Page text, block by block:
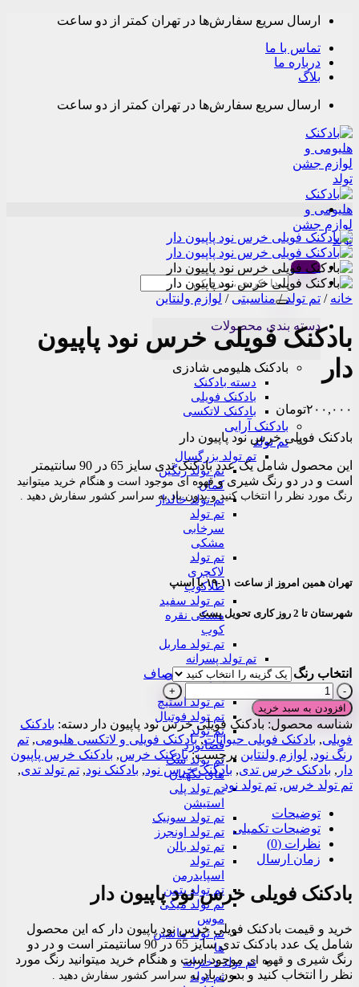
Skip
content
ارسال سریع سفارش‌ها در تهران کمتر از دو ساعت
تماس با ما
درباره ما
بلاگ
ارسال سریع سفارش‌ها در تهران کمتر از دو ساعت
Menu
جستجو
برای:
دسته بندی محصولات
بادکنک هلیومی شادزی
دسته بادکنک
بادکنک فویلی
بادکنک لاتکسی
بادکنک آرایی
تم تولد
تم تولد بزرگسال
تم تولد رنگین
کمان
تم تولد خالدار
تم تولد
سرخابی
مشکی
تم تولد
لاکچری
طلاکوب
تم تولد سفید
مشکی نقره
کوب
تم تولد ماربل
تم تولد پسرانه
تم تولد ماین
کرافت
تم تولد استیچ
تم تولد فوتبال
تم تولد
فضانورد
تم تولد سگ
های نگهبان
تم تولد پلی
استیشن
تم تولد سونیک
تم تولد اونجرز
تم تولد بالن
تم تولد
اسپایدرمن
تم تولد بتمن
تم تولد میکی
موس
تم تولد ماشین
ها
تم تولد دخترانه
تم تولد
خانه / تم تولد / مناسبتی / لوازم ولنتاین
بادکنک فویلی خرس نود پاپیون
دار
۲۰۰,۰۰۰تومان
بادکنک فویلی خرس نود پاپیون دار
این محصول شامل یک عدد بادکنک تدی سایز 65 در 90 سانتیمتر
است و در دو رنگ شیری وقهوه ای موجود است و هنگام خرید میتوانید
رنگ مورد نظر را انتخاب کنید و بدون بادبه سراسر کشور سفارش دهید .
تهران همین امروز از ساعت ۱۱-۱۹ با اسنپ
شهرستان تا 2 روز کاری تحویل پست
انتخاب رنگ
صاف
بادکنک
فویلی
خرس
پاپیون
دار
عدد
افزودن به سبد خرید
شناسه محصول: بادکنک فویلی خرس نود پاپیون دار دسته: بادکنک
فویلی, بادکنک فویلی حیوانات,بادکنک فویلی و لاتکسی هلیومی, تم
رنگ نود, لوازم ولنتاین برچسب:بادکنک خرس, بادکنک خرس پاپیون
دار , بادکنک خرس تدی, بادکنک خرس نود, بادکنک نود, تم تولد تدی,
تم تولد خرس, تم تولد نود
توضیحات
توضیحات تکمیلی
نظرات (0)
زمان ارسال
بادکنک فویلی خرس نود پاپیون دار
خرید و قیمت بادکنک فویلی خرس نود پاپیون دار که این محصول
شامل یک عدد بادکنک تدی سایز 65 در 90 سانتیمتر است و در دو
رنگ شیری و قهوه ای موجود است و هنگام خرید میتوانید رنگ مورد
نظر را انتخاب کنید و بدون بادبه سراسر کشور سفارش دهید .